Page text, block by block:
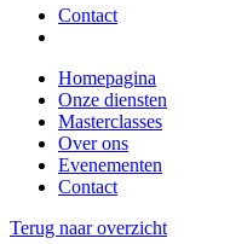
Contact
Homepagina
Onze diensten
Masterclasses
Over ons
Evenementen
Contact
Terug naar overzicht